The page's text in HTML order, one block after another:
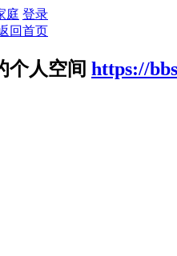
庭 登录
回首页
个人空间 https://